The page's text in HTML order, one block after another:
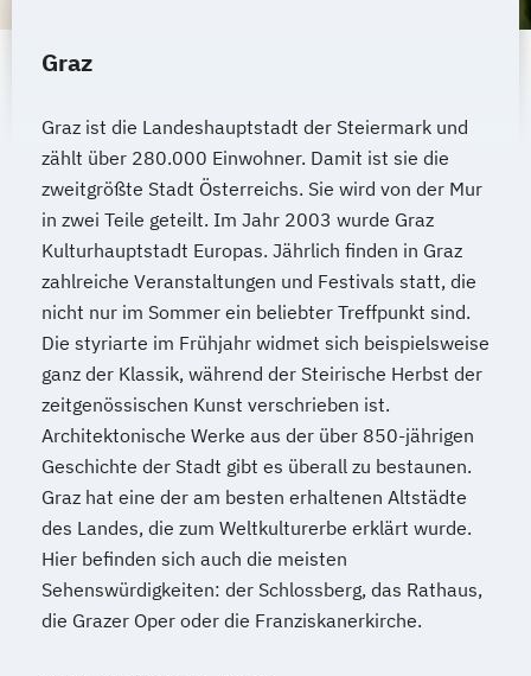
Heilpädagogik und Inklusion
Hotelmanagement (DE/EN)
IT-Management
Immobilienmanagement für
Immobilienkaufleute
Immobilienwirtschaft Informatik
Information Technology Management
(DE/EN)
Innovation and Entrepreneurship (DE/EN)
International Healthcare Management
(DE/EN)
International Management (DE/EN)
Internationales Marketing
Journalismus und digitale Kommunikation
Kindheitspädagogik
Kindheitspädagogik für Erzieher:innen
Graz
Graz ist die Landeshauptstadt der Steiermark und
zählt über 280.000 Einwohner. Damit ist sie die
zweitgrößte Stadt Österreichs. Sie wird von der Mur
in zwei Teile geteilt. Im Jahr 2003 wurde Graz
Kulturhauptstadt Europas. Jährlich finden in Graz
zahlreiche Veranstaltungen und Festivals statt, die
nicht nur im Sommer ein beliebter Treffpunkt sind.
Die styriarte im Frühjahr widmet sich beispielsweise
ganz der Klassik, während der Steirische Herbst der
zeitgenössischen Kunst verschrieben ist.
Architektonische Werke aus der über 850-jährigen
Geschichte der Stadt gibt es überall zu bestaunen.
Graz hat eine der am besten erhaltenen Altstädte
des Landes, die zum Weltkulturerbe erklärt wurde.
Hier befinden sich auch die meisten
Sehenswürdigkeiten: der Schlossberg, das Rathaus,
die Grazer Oper oder die Franziskanerkirche.